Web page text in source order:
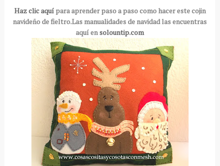
Haz clic aquípara aprender paso a paso como hacer este cojin
navideño de fieltro.Las manualidades de navidad las encuentras
aquí en solountip.com